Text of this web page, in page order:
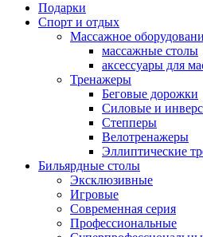
Подарки
Спорт и отдых
Массажное
массажные столы
аксессуары для
Тренажеры
Беговые дорожки
Силовые и
Степперы
Велотренажеры
Эллиптические
Бильярдные столы
Эксклюзивные
Игровые
Современная серия
Профессиональные